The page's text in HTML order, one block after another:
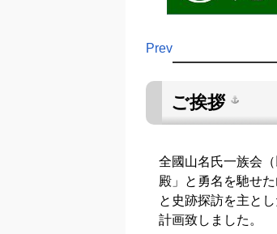
Prev
ご挨拶
全國山名氏一族会
殿」と勇名を馳せ
と史跡探訪を主と
計画致しました。